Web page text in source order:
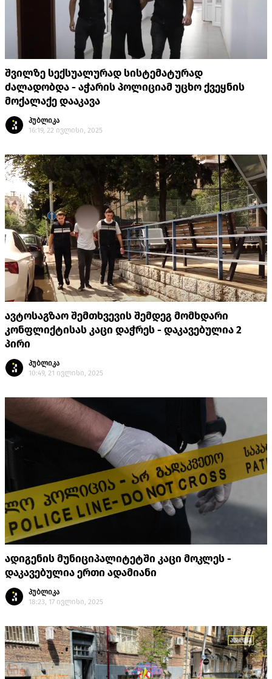
შვილზე სექსუალურად სისტემატურად
ძალადობდა - აჭარის პოლიციამ უცხო ქვეყნის
მოქალაქე დააკავა
პუბლიკა
16:19, 22 ივლისი, 2025
ავტოსაგზაო შემთხვევის შემდეგ მომხდარი
კონფლიქტისას კაცი დაჭრეს - დაკავებულია 2
პირი
პუბლიკა
10:49, 21 ივლისი, 2025
ადიგენის მუნიციპალიტეტში კაცი მოკლეს -
დაკავებულია ერთი ადამიანი
პუბლიკა
18:23, 17 ივლისი, 2025